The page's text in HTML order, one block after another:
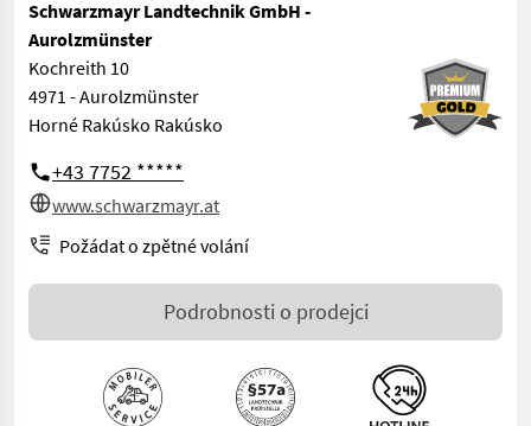
Schwarzmayr Landtechnik GmbH -
Aurolzmünster
Kochreith 10
4971 - Aurolzmünster
Horné Rakúsko Rakúsko
+43 7752 *****
www.schwarzmayr.at
Požádat o zpětné volání
Podrobnosti o prodejci